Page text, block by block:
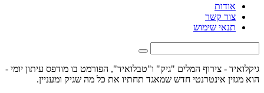
אודות
צור קשר
תנאי שימוש
גיקלואיד - צירוף המלים "גיק" ו"טבלואיד", הפורמט בו מודפס עיתון יומי -
הוא מגזין אינטרנטי חדש שמאגד תחתיו את כל מה שגיק ומעניין.